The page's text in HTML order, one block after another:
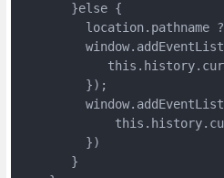
       }else {
location.pathname
         });
         })
       }